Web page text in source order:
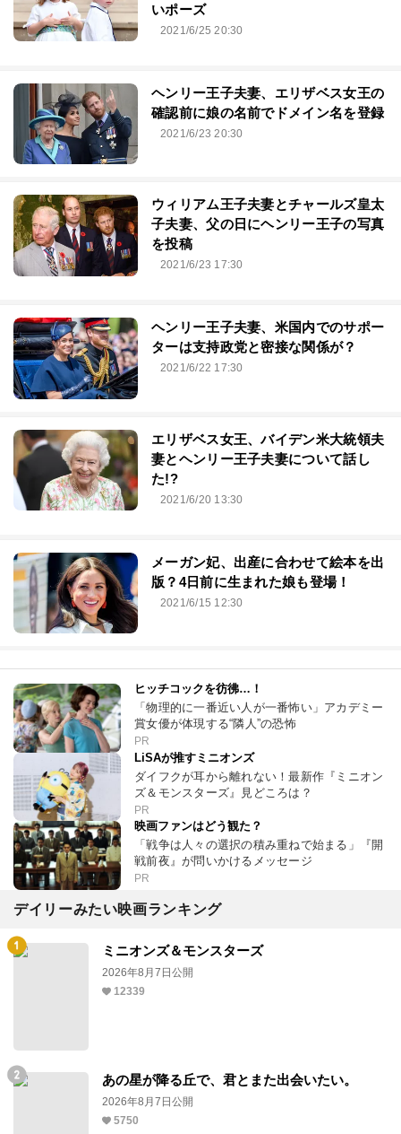
いポーズ
2021/6/25 20:30
ヘンリー王子夫妻、エリザベス女王の
確認前に娘の名前でドメイン名を登録
2021/6/23 20:30
ウィリアム王子夫妻とチャールズ皇太
子夫妻、父の日にヘンリー王子の写真
を投稿
2021/6/23 17:30
ヘンリー王子夫妻、米国内でのサポー
ターは支持政党と密接な関係が？
2021/6/22 17:30
エリザベス女王、バイデン米大統領夫
妻とヘンリー王子夫妻について話し
た!?
2021/6/20 13:30
メーガン妃、出産に合わせて絵本を出
版？4日前に生まれた娘も登場！
2021/6/15 12:30
ヒッチコックを彷彿…！
「物理的に一番近い人が一番怖い」アカデミー
賞女優が体現する“隣人”の恐怖
PR
LiSAが推すミニオンズ
ダイフクが耳から離れない！最新作『ミニオン
ズ＆モンスターズ』見どころは？
PR
映画ファンはどう観た？
「戦争は人々の選択の積み重ねで始まる」『開
戦前夜』が問いかけるメッセージ
PR
デイリーみたい映画ランキング
ミニオンズ＆モンスターズ
2026年8月7日公開
12339
あの星が降る丘で、君とまた出会いたい。
2026年8月7日公開
5750